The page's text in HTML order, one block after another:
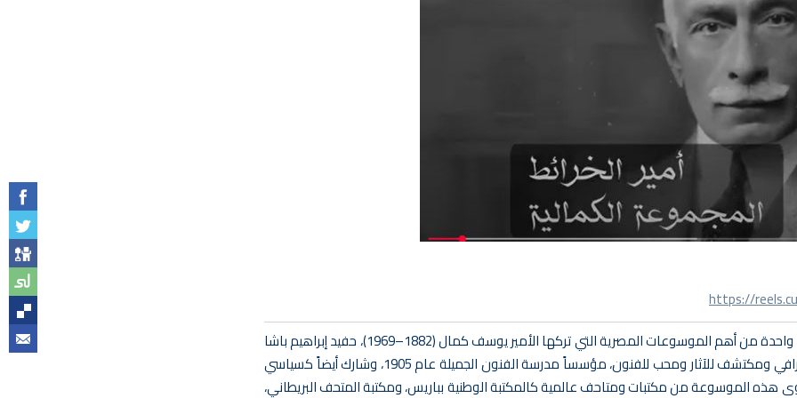
https://
عد المجموعة الكمالية في جغرافية مصر والقارة الأفريقية واحدة من أهم الموسوعات المصرية التي تركها الأمير يوسف كمال (1882–1969)، حفيد إبراهيم باشا
وابن محمد علي باشا. كرس الأمير كمال حياته كرحالة وجغرافي ومكتشف للآثار ومحب للفنون، مؤسساً مدرسة الفنون الجميلة عام 1905، وشارك أيضاً كسياسي
1919. وقد جمع الأمير محتوى هذه الموسوعة من مكتبات ومتاحف عالمية كالمكتبة الوطنية بباريس، ومكتبة المتحف البريطاني،